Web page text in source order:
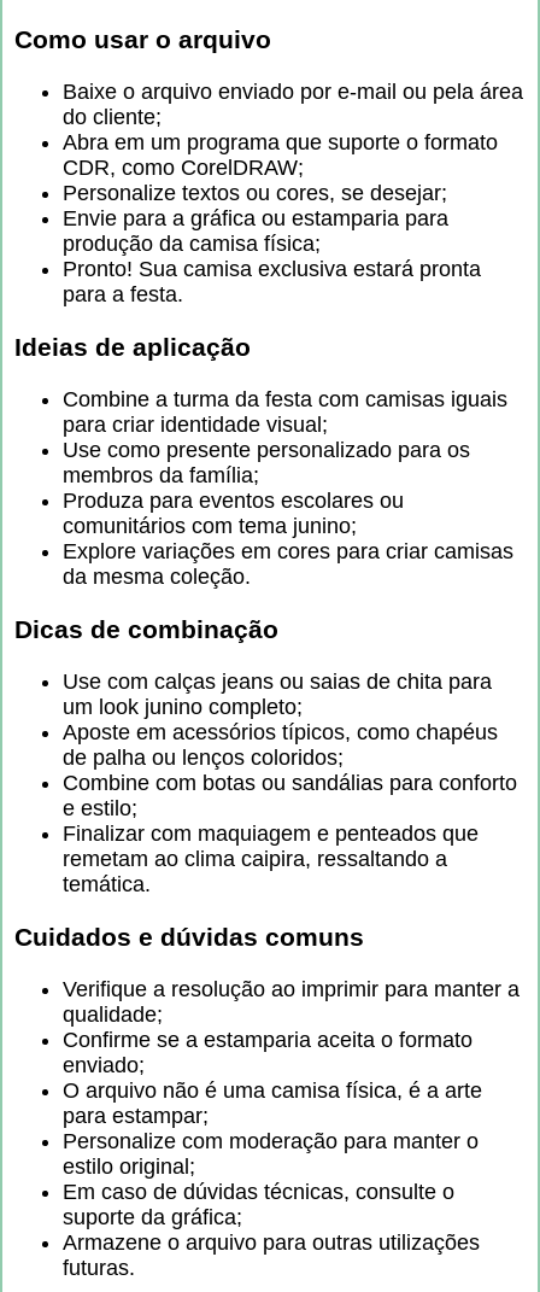
Como usar o arquivo
Baixe o arquivo enviado por e-mail ou pela área
do cliente;
Abra em um programa que suporte o formato
CDR, como CorelDRAW;
Personalize textos ou cores, se desejar;
Envie para a gráfica ou estamparia para
produção da camisa física;
Pronto! Sua camisa exclusiva estará pronta
para a festa.
Ideias de aplicação
Combine a turma da festa com camisas iguais
para criar identidade visual;
Use como presente personalizado para os
membros da família;
Produza para eventos escolares ou
comunitários com tema junino;
Explore variações em cores para criar camisas
da mesma coleção.
Dicas de combinação
Use com calças jeans ou saias de chita para
um look junino completo;
Aposte em acessórios típicos, como chapéus
de palha ou lenços coloridos;
Combine com botas ou sandálias para conforto
e estilo;
Finalizar com maquiagem e penteados que
remetam ao clima caipira, ressaltando a
temática.
Cuidados e dúvidas comuns
Verifique a resolução ao imprimir para manter a
qualidade;
Confirme se a estamparia aceita o formato
enviado;
O arquivo não é uma camisa física, é a arte
para estampar;
Personalize com moderação para manter o
estilo original;
Em caso de dúvidas técnicas, consulte o
suporte da gráfica;
Armazene o arquivo para outras utilizações
futuras.